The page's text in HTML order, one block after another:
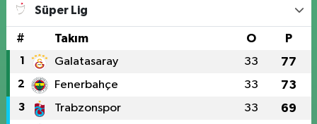
Süper Lig
# Takım O P
1 Galatasaray 33 77
2 Fenerbahçe 33 73
3 Trabzonspor 33 69